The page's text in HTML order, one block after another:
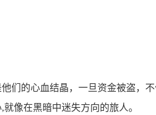
们的心血结晶，一旦资金被盗，
像在黑暗中迷失方向的旅人。